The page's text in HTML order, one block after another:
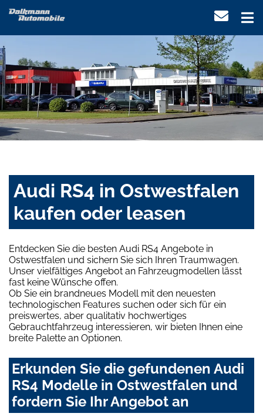
Audi RS4 in Ostwestfalen
kaufen oder leasen
Entdecken Sie die besten Audi RS4 Angebote in
Ostwestfalen und sichern Sie sich Ihren Traumwagen.
Unser vielfältiges Angebot an Fahrzeugmodellen lässt
fast keine Wünsche offen.
Ob Sie ein brandneues Modell mit den neuesten
technologischen Features suchen oder sich für ein
preiswertes, aber qualitativ hochwertiges
Gebrauchtfahrzeug interessieren, wir bieten Ihnen eine
breite Palette an Optionen.
Erkunden Sie die gefundenen Audi
RS4 Modelle in Ostwestfalen und
fordern Sie Ihr Angebot an